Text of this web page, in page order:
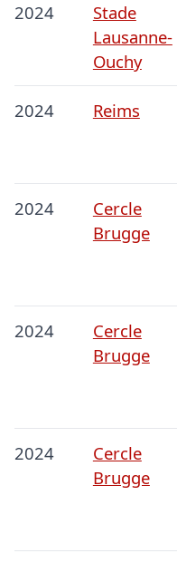
2024
Stade
Lausanne-
Ouchy
2024 Reims
2024
Cercle
Brugge
2024
Cercle
Brugge
2024
Cercle
Brugge